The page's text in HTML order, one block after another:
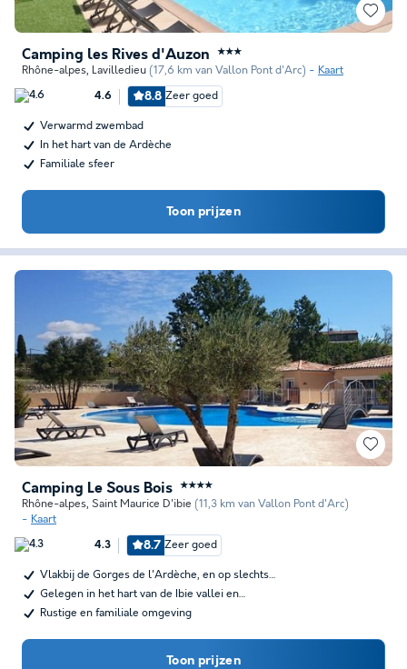
Camping les Rives d'Auzon ★★★
Rhône-alpes, Lavilledieu (17,6 km van Vallon Pont d'Arc) Kaart
4.6 8.8 Zeer goed
Verwarmd zwembad
In het hart van de Ardèche
Familiale sfeer
Toon prijzen
Camping Le Sous Bois ★★★★
Rhône-alpes, Saint Maurice D'ibie (11,3 km van Vallon Pont d'Arc)
Kaart
4.3 8.7 Zeer goed
Vlakbij de Gorges de l'Ardèche, en op slechts…
Gelegen in het hart van de Ibie vallei en…
Rustige en familiale omgeving
Toon prijzen